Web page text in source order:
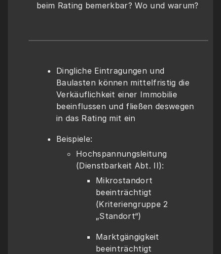
beim Rating bemerkbar? Wo und warum?
Dingliche Eintragungen und
Baulasten können mittelfristig die
Verkäuflichkeit einer Immobilie
beeinflussen und fließen deswegen
in das Rating mit ein
Beispiele:
Hochspannungsleitung
(Dienstbarkeit Abt. II):
Mikrostandort
beeinträchtigt
(Kriteriengruppe 2
„Standort“)
Marktgängigkeit
beeinträchtigt